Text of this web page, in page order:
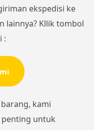
ekspedisi ke
lainnya? Kllik tombol
:
kami
untuk